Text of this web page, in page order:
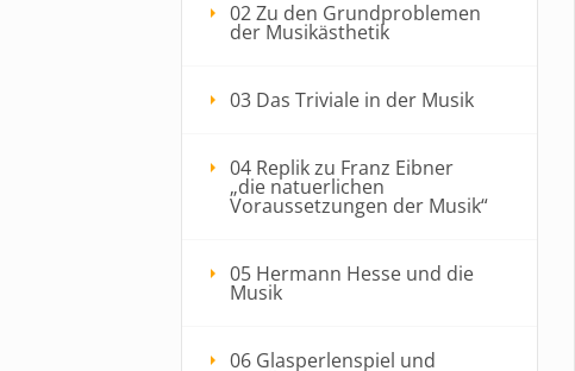
02 Zu den Grundproblemen
der Musikästhetik
03 Das Triviale in der Musik
04 Replik zu Franz Eibner
„die natuerlichen
Voraussetzungen der Musik“
05 Hermann Hesse und die
Musik
06 Glasperlenspiel und